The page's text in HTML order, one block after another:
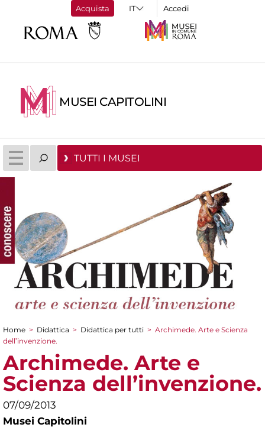
Acquista Accedi
MUSEI CAPITOLINI
TUTTI I MUSEI
Tu sei qui
Home > Didattica > Didattica per tutti > Archimede. Arte e Scienza
dell’invenzione.
Archimede. Arte e
Scienza dell’invenzione.
07/09/2013
Musei Capitolini